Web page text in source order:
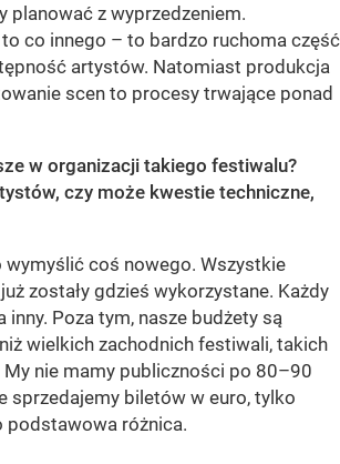
planować z wyprzedzeniem.
co innego – to bardzo ruchoma część
artystów. Natomiast produkcja
scen to procesy trwające ponad
w organizacji takiego festiwalu?
czy może kwestie techniczne,
wymyślić coś nowego. Wszystkie
zostały gdzieś wykorzystane. Każdy
Poza tym, nasze budżety są
wielkich zachodnich festiwali, takich
nie mamy publiczności po 80–90
sprzedajemy biletów w euro, tylko
podstawowa różnica.